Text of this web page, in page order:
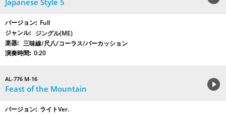
Japanese Style 5
Full
ジングル(ME)
三味線/尺八/コーラス/パーカッション
0:20
AL-776 M-16
Feast of the Mountain
ライトVer.